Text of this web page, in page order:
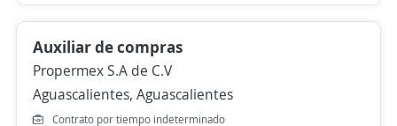
Auxiliar de compras
Propermex S.A de C.V
Aguascalientes, Aguascalientes
Contrato por tiempo indeterminado